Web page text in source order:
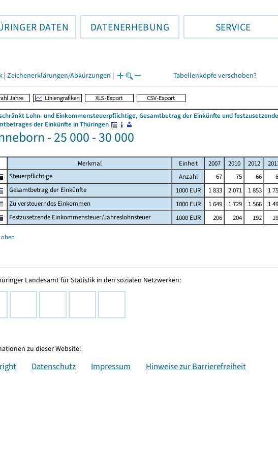
DATEN DATENERHEBUNG SERVICE
| Zeichenerklärungen/Abkürzungen | Tabellenköpfe verschoben?
Lohn- und Einkommensteuerpflichtige, Gesamtbetrag der Einkünfte und
der Einkünfte in Thüringen
- 25 000 - 30 000
Merkmal Einheit 2007 2010 2012
Steuerpflichtige
Anzahl 67 75 66
Gesamtbetrag der Einkünfte
1000 EUR 1 833 2 071 1 853 1
Zu versteuerndes Einkommen
1000 EUR 1 649 1 729 1 566 1
Festzusetzende Einkommensteuer/Jahreslohnsteuer
1000 EUR 206 204 192
Landesamt für Statistik in den sozialen Netzwerken:
zu dieser Website:
Datenschutz Impressum Hinweise zur Barrierefreiheit